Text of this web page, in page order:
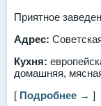
Приятное
Адрес:
Кухня:
домашняя,
[ Подробнее → ]